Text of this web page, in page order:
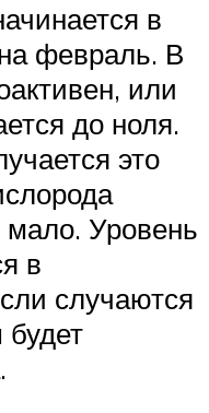
в
февраль. В
или
до ноля.
это
Уровень
в
случаются